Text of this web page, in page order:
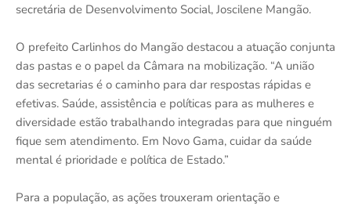
secretária de Desenvolvimento Social, Joscilene Mangão.
O prefeito Carlinhos do Mangão destacou a atuação conjunta
das pastas e o papel da Câmara na mobilização. “A união
das secretarias é o caminho para dar respostas rápidas e
efetivas. Saúde, assistência e políticas para as mulheres e
diversidade estão trabalhando integradas para que ninguém
fique sem atendimento. Em Novo Gama, cuidar da saúde
mental é prioridade e política de Estado.”
Para a população, as ações trouxeram orientação e